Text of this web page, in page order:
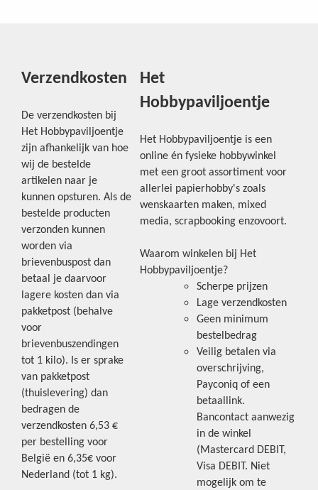
Verzendkosten
De verzendkosten bij
Het Hobbypaviljoentje
zijn afhankelijk van hoe
wij de bestelde
artikelen naar je
kunnen opsturen. Als de
bestelde producten
verzonden kunnen
worden via
brievenbuspost dan
betaal je daarvoor
lagere kosten dan via
pakketpost (behalve
voor
brievenbuszendingen
tot 1 kilo). Is er sprake
van pakketpost
(thuislevering) dan
bedragen de
verzendkosten 6,53 €
per bestelling voor
België en 6,35€ voor
Nederland (tot 1 kg).
Het
Hobbypaviljoentje
Het Hobbypaviljoentje is een
online én fysieke hobbywinkel
met een groot assortiment voor
allerlei papierhobby's zoals
wenskaarten maken, mixed
media, scrapbooking enzovoort.
Waarom winkelen bij Het
Hobbypaviljoentje?
Scherpe prijzen
Lage verzendkosten
Geen minimum
bestelbedrag
Veilig betalen via
overschrijving,
Payconiq of een
betaallink.
Bancontact aanwezig
in de winkel
(Mastercard DEBIT,
Visa DEBIT. Niet
mogelijk om te